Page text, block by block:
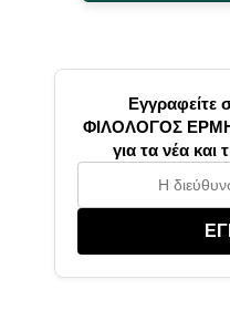
Εγγραφείτε
ΦΙΛΟΛΟΓΟΣ
για τα νέα και